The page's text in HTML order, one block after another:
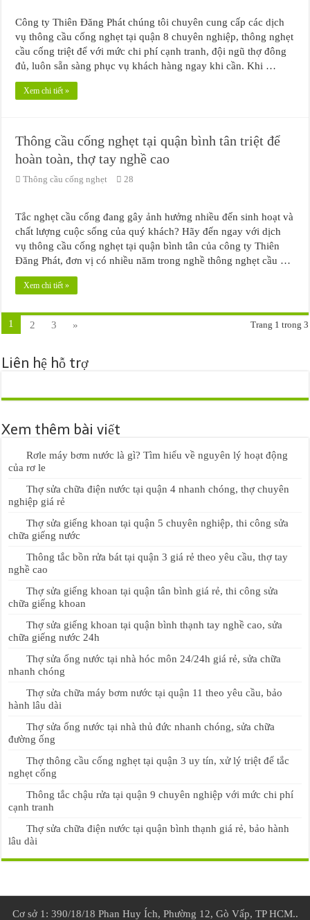
Công ty Thiên Đăng Phát chúng tôi chuyên cung cấp các dịch
vụ thông cầu cống nghẹt tại quận 8 chuyên nghiệp, thông nghẹt
cầu cống triệt để với mức chi phí cạnh tranh, đội ngũ thợ đông
đủ, luôn sẵn sàng phục vụ khách hàng ngay khi cần. Khi …
Xem chi tiết »
Thông cầu cống nghẹt tại quận bình tân triệt để
hoàn toàn, thợ tay nghề cao
Thông cầu cống nghẹt 28
Tắc nghẹt cầu cống đang gây ảnh hưởng nhiều đến sinh hoạt và
chất lượng cuộc sống của quý khách? Hãy đến ngay với dịch
vụ thông cầu cống nghẹt tại quận bình tân của công ty Thiên
Đăng Phát, đơn vị có nhiều năm trong nghề thông nghẹt cầu …
Xem chi tiết »
Trang 1 trong 3
1 2 3 »
Liên hệ hỗ trợ
Xem thêm bài viết
Rơle máy bơm nước là gì? Tìm hiểu về nguyên lý hoạt động
của rơ le
Thợ sửa chữa điện nước tại quận 4 nhanh chóng, thợ chuyên
nghiệp giá rẻ
Thợ sửa giếng khoan tại quận 5 chuyên nghiệp, thi công sửa
chữa giếng nước
Thông tắc bồn rửa bát tại quận 3 giá rẻ theo yêu cầu, thợ tay
nghề cao
Thợ sửa giếng khoan tại quận tân bình giá rẻ, thi công sửa
chữa giếng khoan
Thợ sửa giếng khoan tại quận bình thạnh tay nghề cao, sửa
chữa giếng nước 24h
Thợ sửa ống nước tại nhà hóc môn 24/24h giá rẻ, sửa chữa
nhanh chóng
Thợ sửa chữa máy bơm nước tại quận 11 theo yêu cầu, bảo
hành lâu dài
Thợ sửa ống nước tại nhà thủ đức nhanh chóng, sửa chữa
đường ống
Thợ thông cầu cống nghẹt tại quận 3 uy tín, xử lý triệt để tắc
nghẹt cống
Thông tắc chậu rửa tại quận 9 chuyên nghiệp với mức chi phí
cạnh tranh
Thợ sửa chữa điện nước tại quận bình thạnh giá rẻ, bảo hành
lâu dài
Cơ sở 1: 390/18/18 Phan Huy Ích, Phường 12, Gò Vấp, TP HCM..